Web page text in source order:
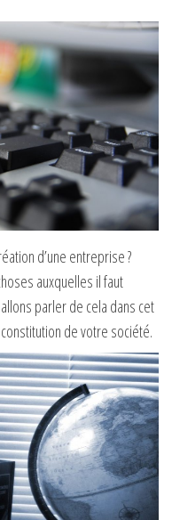
d’une entreprise ?
auxquelles il faut
parler de cela dans cet
de votre société.